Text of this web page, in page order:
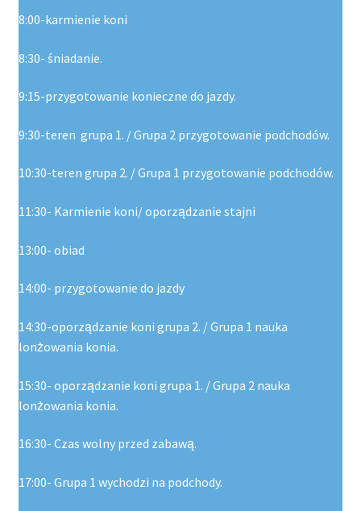
8:00-karmienie koni
8:30- śniadanie.
9:15-przygotowanie konieczne do jazdy.
9:30-teren grupa 1. / Grupa 2 przygotowanie podchodów.
10:30-teren grupa 2. / Grupa 1 przygotowanie podchodów.
11:30- Karmienie koni/ oporządzanie stajni
13:00- obiad
14:00- przygotowanie do jazdy
14:30-oporządzanie koni grupa 2. / Grupa 1 nauka
lonżowania konia.
15:30- oporządzanie koni grupa 1. / Grupa 2 nauka
lonżowania konia.
16:30- Czas wolny przed zabawą.
17:00- Grupa 1 wychodzi na podchody.